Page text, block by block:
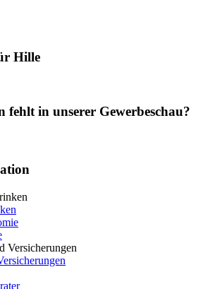
Hille
fehlt in unserer Gewerbeschau?